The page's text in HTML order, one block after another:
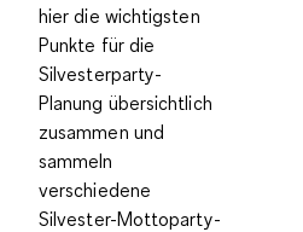
hier die wichtigsten
Punkte für die
Silvesterparty-
Planung übersichtlich
zusammen und
sammeln
verschiedene
Silvester-Mottoparty-